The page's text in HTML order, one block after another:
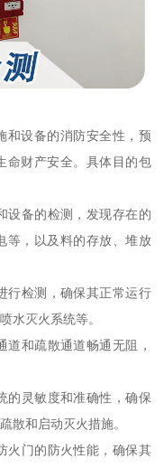
和设备的消防安全性，预
命财产安全。具体目的包
设备的检测，发现存在的
等，以及料的存放、堆放
行检测，确保其正常运行
水灭火系统等。
和疏散通道畅通无阻，
的灵敏度和准确性，确保
散和启动灭火措施。
火门的防火性能，确保其